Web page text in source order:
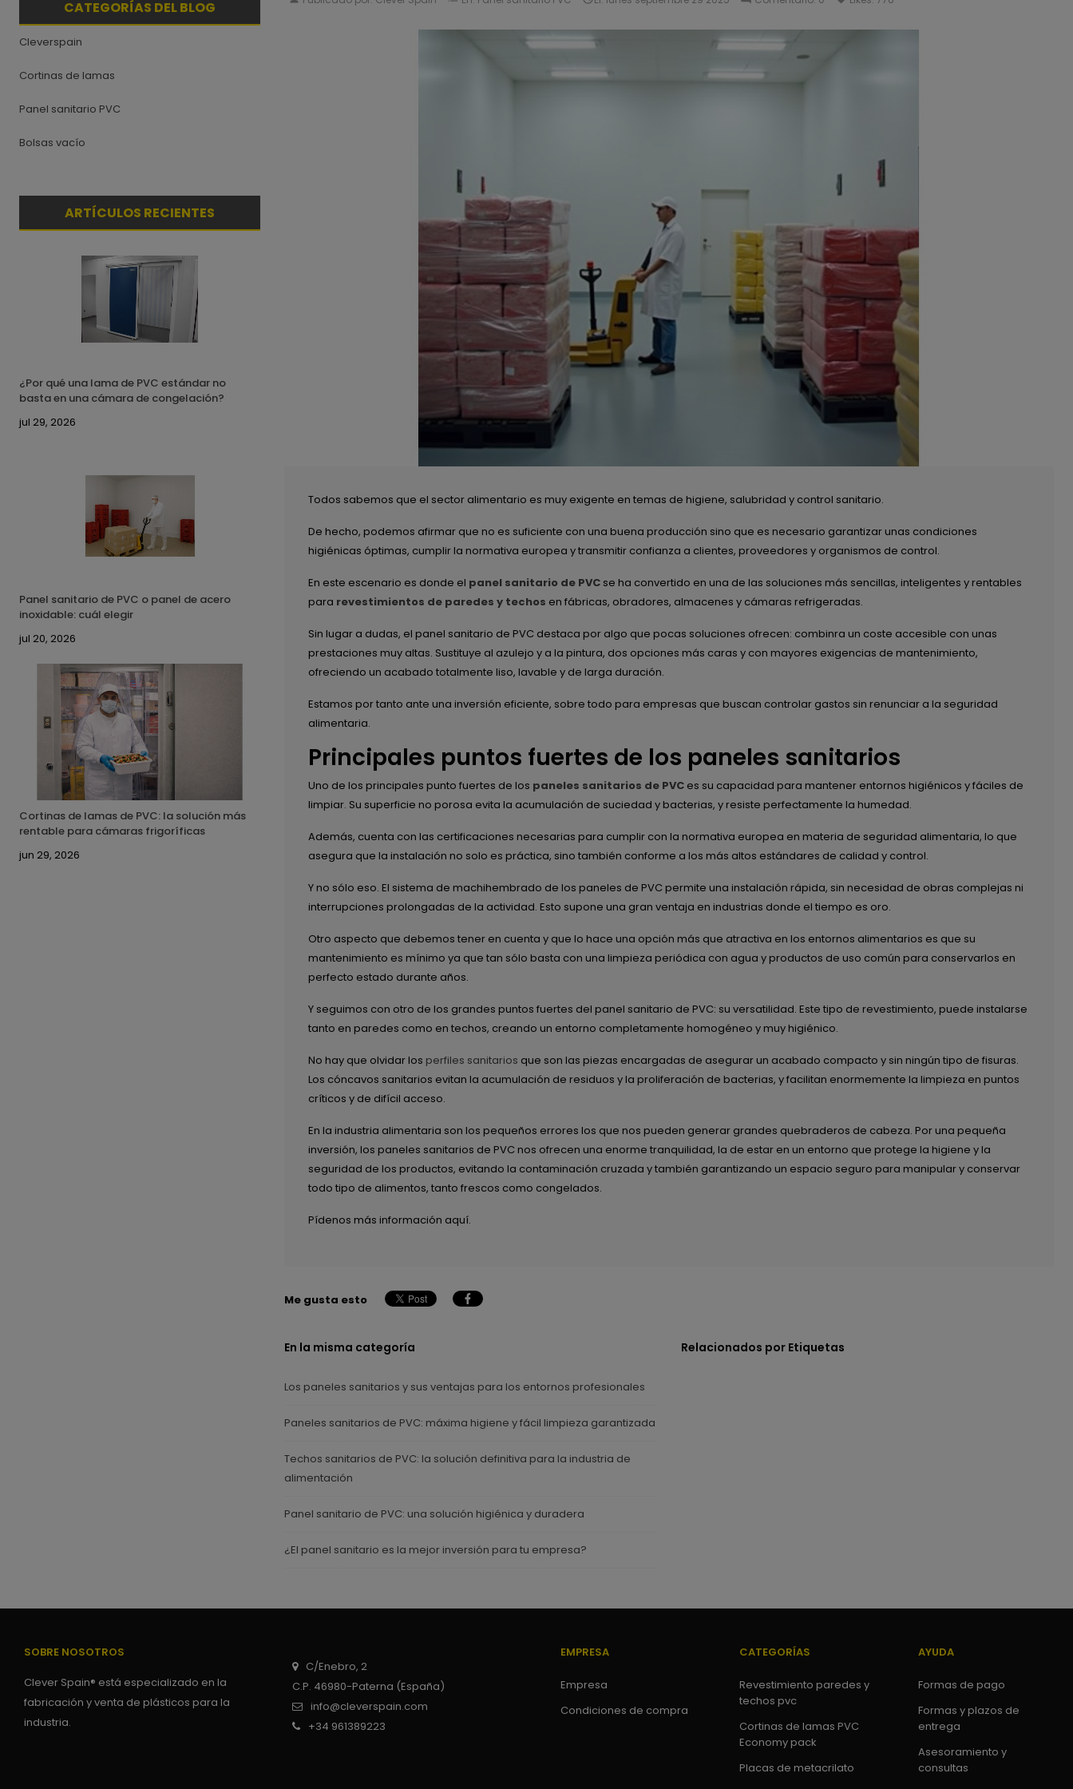
CATEGORÍAS DEL BLOG
Cleverspain
Cortinas de lamas
Panel sanitario PVC
Bolsas vacío
ARTÍCULOS RECIENTES
¿Por qué una lama de PVC estándar no
basta en una cámara de congelación?
jul 29, 2026
Panel sanitario de PVC o panel de acero
inoxidable: cuál elegir
jul 20, 2026
Cortinas de lamas de PVC: la solución más
rentable para cámaras frigoríficas
jun 29, 2026
Todos sabemos que el sector alimentario es muy exigente en temas de higiene, salubridad y control sanitario.
De hecho, podemos afirmar que no es suficiente con una buena producción sino que es necesario garantizar unas condiciones
higiénicas óptimas, cumplir la normativa europea y transmitir confianza a clientes, proveedores y organismos de control.
En este escenario es donde el panel sanitario de PVC se ha convertido en una de las soluciones más sencillas, inteligentes y rentables
para revestimientos de paredes y techos en fábricas, obradores, almacenes y cámaras refrigeradas.
Sin lugar a dudas, el panel sanitario de PVC destaca por algo que pocas soluciones ofrecen: combinra un coste accesible con unas
prestaciones muy altas. Sustituye al azulejo y a la pintura, dos opciones más caras y con mayores exigencias de mantenimiento,
ofreciendo un acabado totalmente liso, lavable y de larga duración.
Estamos por tanto ante una inversión eficiente, sobre todo para empresas que buscan controlar gastos sin renunciar a la seguridad
alimentaria.
Principales puntos fuertes de los paneles sanitarios
Uno de los principales punto fuertes de los paneles sanitarios de PVC es su capacidad para mantener entornos higiénicos y fáciles de
limpiar. Su superficie no porosa evita la acumulación de suciedad y bacterias, y resiste perfectamente la humedad.
Además, cuenta con las certificaciones necesarias para cumplir con la normativa europea en materia de seguridad alimentaria, lo que
asegura que la instalación no solo es práctica, sino también conforme a los más altos estándares de calidad y control.
Y no sólo eso. El sistema de machihembrado de los paneles de PVC permite una instalación rápida, sin necesidad de obras complejas ni
interrupciones prolongadas de la actividad. Esto supone una gran ventaja en industrias donde el tiempo es oro.
Otro aspecto que debemos tener en cuenta y que lo hace una opción más que atractiva en los entornos alimentarios es que su
mantenimiento es mínimo ya que tan sólo basta con una limpieza periódica con agua y productos de uso común para conservarlos en
perfecto estado durante años.
Y seguimos con otro de los grandes puntos fuertes del panel sanitario de PVC: su versatilidad. Este tipo de revestimiento, puede instalarse
tanto en paredes como en techos, creando un entorno completamente homogéneo y muy higiénico.
No hay que olvidar los perfiles sanitarios que son las piezas encargadas de asegurar un acabado compacto y sin ningún tipo de fisuras.
Los cóncavos sanitarios evitan la acumulación de residuos y la proliferación de bacterias, y facilitan enormemente la limpieza en puntos
críticos y de difícil acceso.
En la industria alimentaria son los pequeños errores los que nos pueden generar grandes quebraderos de cabeza. Por una pequeña
inversión, los paneles sanitarios de PVC nos ofrecen una enorme tranquilidad, la de estar en un entorno que protege la higiene y la
seguridad de los productos, evitando la contaminación cruzada y también garantizando un espacio seguro para manipular y conservar
todo tipo de alimentos, tanto frescos como congelados.
Pídenos más información aquí.
Me gusta esto
En la misma categoría
Los paneles sanitarios y sus ventajas para los entornos profesionales
Paneles sanitarios de PVC: máxima higiene y fácil limpieza garantizada
Techos sanitarios de PVC: la solución definitiva para la industria de
alimentación
Panel sanitario de PVC: una solución higiénica y duradera
¿El panel sanitario es la mejor inversión para tu empresa?
Relacionados por Etiquetas
SOBRE NOSOTROS
Clever Spain® está especializado en la
fabricación y venta de plásticos para la
industria.
C/Enebro, 2
C.P. 46980-Paterna (España)
info@cleverspain.com
+34 961389223
EMPRESA
Empresa
Condiciones de compra
CATEGORÍAS
Revestimiento paredes y
techos pvc
Cortinas de lamas PVC
Economy pack
Placas de metacrilato
AYUDA
Formas de pago
Formas y plazos de
entrega
Asesoramiento y
consultas